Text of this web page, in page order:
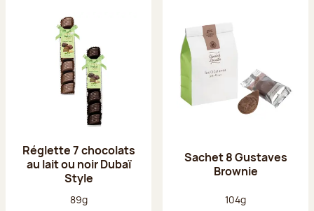
Réglette 7 chocolats
au lait ou noir Dubaï
Style
Poids net :
89g
Sachet 8 Gustaves
Brownie
Poids net :
104g